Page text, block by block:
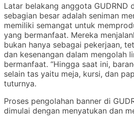
Latar belakang anggota GUDRND
sebagian besar adalah seniman
memiliki semangat untuk
yang bermanfaat. Mereka
bukan hanya sebagai pekerjaan,
dan kesenangan dalam mengolah
bermanfaat. “Hingga saat ini,
selain tas yaitu meja, kursi, dan
tuturnya.
Proses pengolahan banner di
dimulai dengan menyatukan dan